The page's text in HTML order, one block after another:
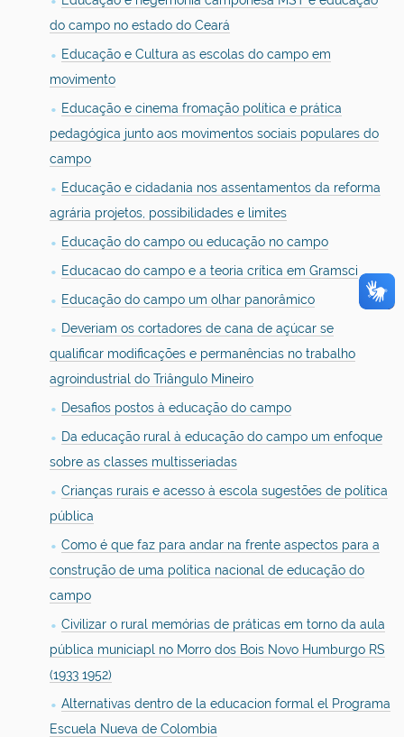
do campo no estado do Ceará
Educação e Cultura as escolas do campo em
movimento
Educação e cinema fromação política e prática
pedagógica junto aos movimentos sociais populares do
campo
Educação e cidadania nos assentamentos da reforma
agrária projetos, possibilidades e limites
Educação do campo ou educação no campo
Educacao do campo e a teoria crítica em Gramsci
Educação do campo um olhar panorâmico
Deveriam os cortadores de cana de açúcar se
qualificar modificações e permanências no trabalho
agroindustrial do Triângulo Mineiro
Desafios postos à educação do campo
Da educação rural à educação do campo um enfoque
sobre as classes multisseriadas
Crianças rurais e acesso à escola sugestões de política
pública
Como é que faz para andar na frente aspectos para a
construção de uma política nacional de educação do
campo
Civilizar o rural memórias de práticas em torno da aula
pública municiapl no Morro dos Bois Novo Humburgo RS
(1933 1952)
Alternativas dentro de la educacion formal el Programa
Escuela Nueva de Colombia